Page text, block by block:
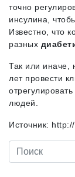
точно
инсулина,
Известно, что
разных
Так или иначе,
лет провести
людей.
Источник: